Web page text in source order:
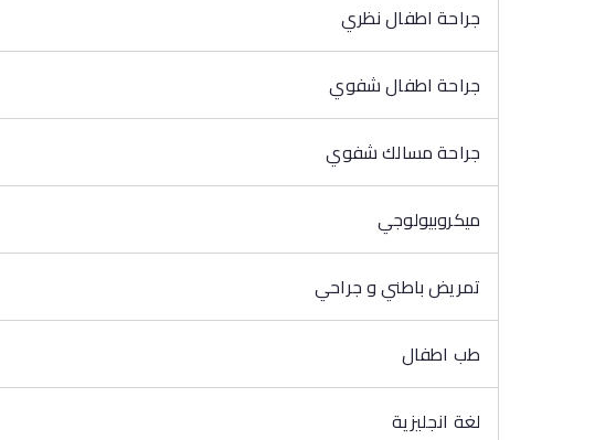
جراحة اطفال نظري
جراحة اطفال شفوي
جراحة مسالك شفوي
ميكروبيولوجي
تمريض باطني و جراحي
طب اطفال
لغة انجليزية